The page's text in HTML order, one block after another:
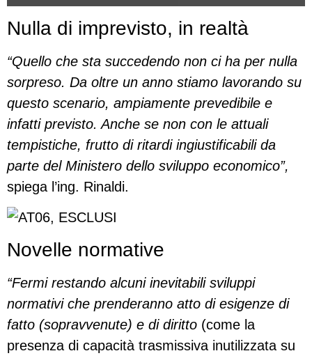
Nulla di imprevisto, in realtà
“Quello che sta succedendo non ci ha per nulla
sorpreso. Da oltre un anno stiamo lavorando su
questo scenario, ampiamente prevedibile e
infatti previsto. Anche se non con le attuali
tempistiche, frutto di ritardi ingiustificabili da
parte del Ministero dello sviluppo economico”,
spiega l’ing. Rinaldi.
Novelle normative
“Fermi restando alcuni inevitabili sviluppi
normativi che prenderanno atto di esigenze di
fatto (sopravvenute) e di diritto (come la
presenza di capacità trasmissiva inutilizzata su